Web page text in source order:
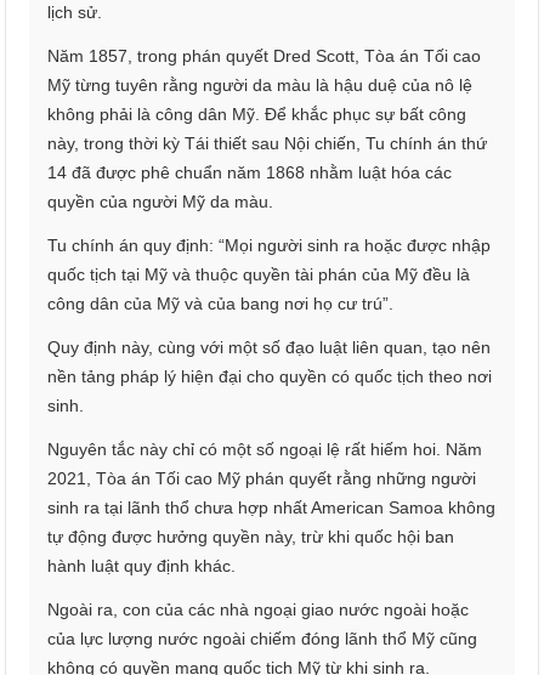
lịch sử.
Năm 1857, trong phán quyết Dred Scott, Tòa án Tối cao
Mỹ từng tuyên rằng người da màu là hậu duệ của nô lệ
không phải là công dân Mỹ. Để khắc phục sự bất công
này, trong thời kỳ Tái thiết sau Nội chiến, Tu chính án thứ
14 đã được phê chuẩn năm 1868 nhằm luật hóa các
quyền của người Mỹ da màu.
Tu chính án quy định: “Mọi người sinh ra hoặc được nhập
quốc tịch tại Mỹ và thuộc quyền tài phán của Mỹ đều là
công dân của Mỹ và của bang nơi họ cư trú”.
Quy định này, cùng với một số đạo luật liên quan, tạo nên
nền tảng pháp lý hiện đại cho quyền có quốc tịch theo nơi
sinh.
Nguyên tắc này chỉ có một số ngoại lệ rất hiếm hoi. Năm
2021, Tòa án Tối cao Mỹ phán quyết rằng những người
sinh ra tại lãnh thổ chưa hợp nhất American Samoa không
tự động được hưởng quyền này, trừ khi quốc hội ban
hành luật quy định khác.
Ngoài ra, con của các nhà ngoại giao nước ngoài hoặc
của lực lượng nước ngoài chiếm đóng lãnh thổ Mỹ cũng
không có quyền mang quốc tịch Mỹ từ khi sinh ra.